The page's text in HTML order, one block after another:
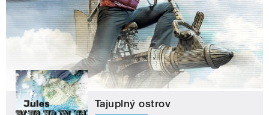
Tajuplný ostrov